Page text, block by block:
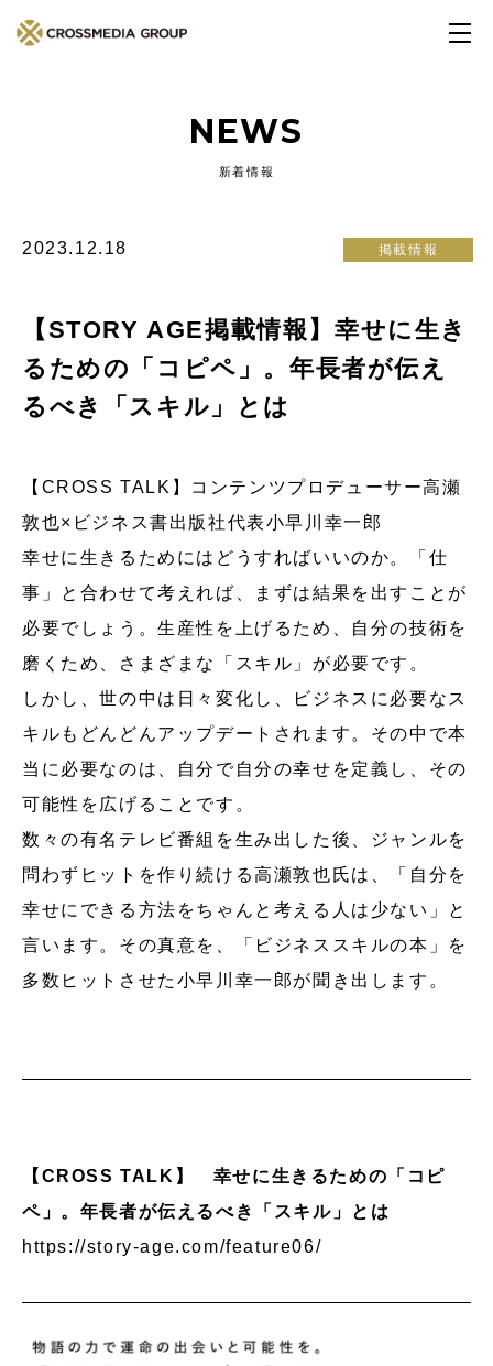
NEWS
新着情報
2023.12.18 掲載情報
【STORY AGE掲載情報】幸せに生き
るための「コピペ」。年長者が伝え
るべき「スキル」とは
【CROSS TALK】コンテンツプロデューサー高瀬
敦也×ビジネス書出版社代表小早川幸一郎
幸せに生きるためにはどうすればいいのか。「仕
事」と合わせて考えれば、まずは結果を出すことが
必要でしょう。生産性を上げるため、自分の技術を
磨くため、さまざまな「スキル」が必要です。
しかし、世の中は日々変化し、ビジネスに必要なス
キルもどんどんアップデートされます。その中で本
当に必要なのは、自分で自分の幸せを定義し、その
可能性を広げることです。
数々の有名テレビ番組を生み出した後、ジャンルを
問わずヒットを作り続ける高瀬敦也氏は、「自分を
幸せにできる方法をちゃんと考える人は少ない」と
言います。その真意を、「ビジネススキルの本」を
多数ヒットさせた小早川幸一郎が聞き出します。
【CROSS TALK】 幸せに生きるための「コピ
ペ」。年長者が伝えるべき「スキル」とは
https://story-age.com/feature06/